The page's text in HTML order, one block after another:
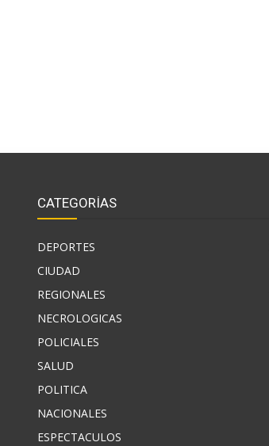
CATEGORÍAS
DEPORTES
CIUDAD
REGIONALES
NECROLOGICAS
POLICIALES
SALUD
POLITICA
NACIONALES
ESPECTACULOS